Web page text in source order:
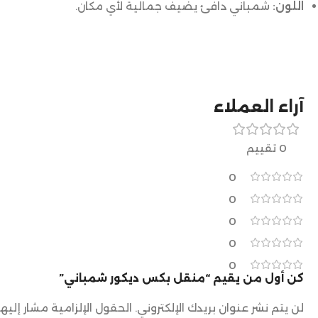
اللون: شمباني دافئ يضيف جمالية لأي مكان.
آراء العملاء
0 تقييم
0
0
0
0
0
كن أول من يقيم “منقل بكس ديكور شمباني”
لن يتم نشر عنوان بريدك الإلكتروني. الحقول الإلزامية مشار